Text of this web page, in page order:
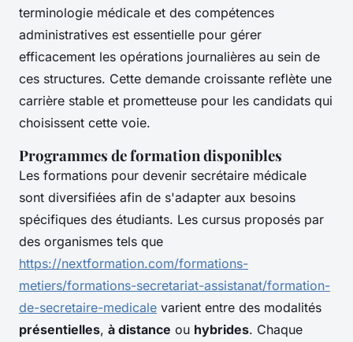
terminologie médicale et des compétences
administratives est essentielle pour gérer
efficacement les opérations journalières au sein de
ces structures. Cette demande croissante reflète une
carrière stable et prometteuse pour les candidats qui
choisissent cette voie.
Programmes de formation disponibles
Les formations pour devenir secrétaire médicale
sont diversifiées afin de s'adapter aux besoins
spécifiques des étudiants. Les cursus proposés par
des organismes tels que
https://nextformation.com/formations-
metiers/formations-secretariat-assistanat/formation-
de-secretaire-medicale varient entre des modalités
présentielles, à distance ou hybrides. Chaque